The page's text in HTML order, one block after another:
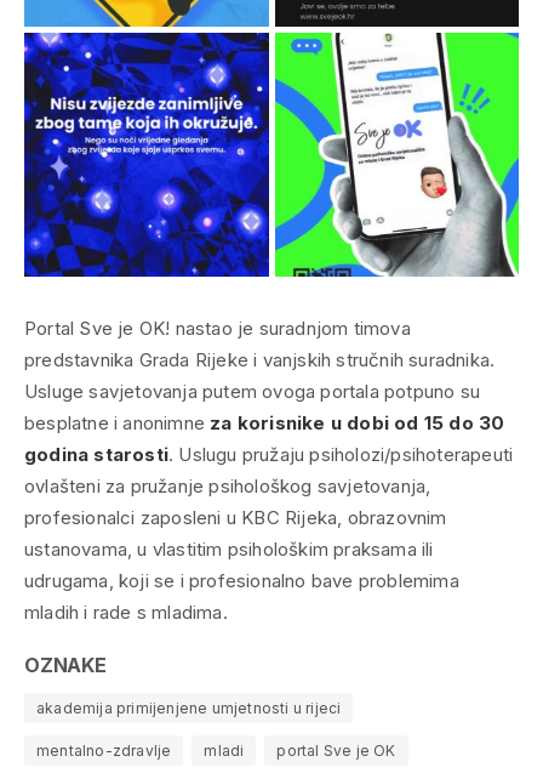
Portal Sve je OK! nastao je suradnjom timova
predstavnika Grada Rijeke i vanjskih stručnih suradnika.
Usluge savjetovanja putem ovoga portala potpuno su
besplatne i anonimne za korisnike u dobi od 15 do 30
godina starosti. Uslugu pružaju psiholozi/psihoterapeuti
ovlašteni za pružanje psihološkog savjetovanja,
profesionalci zaposleni u KBC Rijeka, obrazovnim
ustanovama, u vlastitim psihološkim praksama ili
udrugama, koji se i profesionalno bave problemima
mladih i rade s mladima.
OZNAKE
akademija primijenjene umjetnosti u rijeci
mentalno-zdravlje mladi portal Sve je OK